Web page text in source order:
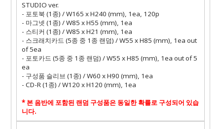
STUDIO ver.
- 포토북 (1종) / W165 x H240 (mm), 1ea, 120p
- 마그넷 (1종) / W85 x H55 (mm), 1ea
- 스티커 (1종) / W85 x H21 (mm), 1ea
- 스크래치카드 (5종 중 1종 랜덤) / W55 x H85 (mm), 1ea out
of 5ea
- 포토카드 (5종 중 1종 랜덤) / W55 x H85 (mm), 1ea out of 5
ea
- 구성품 슬리브 (1종) / W60 x H90 (mm), 1ea
- CD-R (1종) / W120 x H120 (mm), 1ea
* 본 음반에 포함된 랜덤 구성품은 동일한 확률로 구성되어 있습
니다.